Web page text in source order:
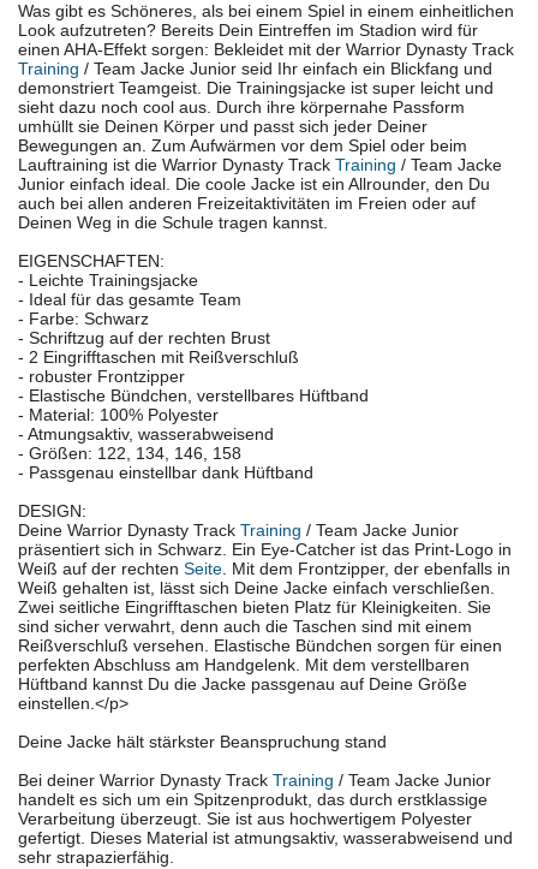
Was gibt es Schöneres, als bei einem Spiel in einem einheitlichen
Look aufzutreten? Bereits Dein Eintreffen im Stadion wird für
einen AHA-Effekt sorgen: Bekleidet mit der Warrior Dynasty Track
Training / Team Jacke Junior seid Ihr einfach ein Blickfang und
demonstriert Teamgeist. Die Trainingsjacke ist super leicht und
sieht dazu noch cool aus. Durch ihre körpernahe Passform
umhüllt sie Deinen Körper und passt sich jeder Deiner
Bewegungen an. Zum Aufwärmen vor dem Spiel oder beim
Lauftraining ist die Warrior Dynasty Track Training / Team Jacke
Junior einfach ideal. Die coole Jacke ist ein Allrounder, den Du
auch bei allen anderen Freizeitaktivitäten im Freien oder auf
Deinen Weg in die Schule tragen kannst.
EIGENSCHAFTEN:
- Leichte Trainingsjacke
- Ideal für das gesamte Team
- Farbe: Schwarz
- Schriftzug auf der rechten Brust
- 2 Eingrifftaschen mit Reißverschluß
- robuster Frontzipper
- Elastische Bündchen, verstellbares Hüftband
- Material: 100% Polyester
- Atmungsaktiv, wasserabweisend
- Größen: 122, 134, 146, 158
- Passgenau einstellbar dank Hüftband
DESIGN:
Deine Warrior Dynasty Track Training / Team Jacke Junior
präsentiert sich in Schwarz. Ein Eye-Catcher ist das Print-Logo in
Weiß auf der rechten Seite. Mit dem Frontzipper, der ebenfalls in
Weiß gehalten ist, lässt sich Deine Jacke einfach verschließen.
Zwei seitliche Eingrifftaschen bieten Platz für Kleinigkeiten. Sie
sind sicher verwahrt, denn auch die Taschen sind mit einem
Reißverschluß versehen. Elastische Bündchen sorgen für einen
perfekten Abschluss am Handgelenk. Mit dem verstellbaren
Hüftband kannst Du die Jacke passgenau auf Deine Größe
einstellen.</p>
Deine Jacke hält stärkster Beanspruchung stand
Bei deiner Warrior Dynasty Track Training / Team Jacke Junior
handelt es sich um ein Spitzenprodukt, das durch erstklassige
Verarbeitung überzeugt. Sie ist aus hochwertigem Polyester
gefertigt. Dieses Material ist atmungsaktiv, wasserabweisend und
sehr strapazierfähig.